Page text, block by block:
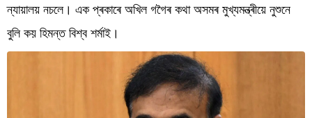
জীৱনশৈলী
বিশ্ব
ন্যায়ালয় নচলে। এক প্ৰকাৰে অখিল গগৈৰ কথা অসমৰ মুখ্যমন্ত্ৰীয়ে নুশুনে
বুলি কয় হিমন্ত বিশ্ব শৰ্মাই।